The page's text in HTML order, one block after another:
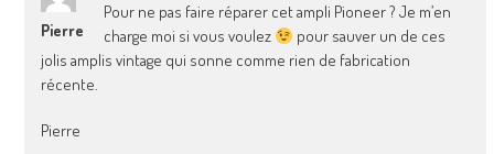
Pierre
Pour ne pas faire réparer cet ampli Pioneer ? Je m’en
charge moi si vous voulez
pour sauver un de ces
jolis amplis vintage qui sonne comme rien de fabrication
récente.
Pierre